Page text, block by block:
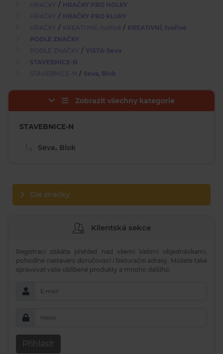
HRAČKY / HRAČKY PRO HOLKY
HRAČKY / HRAČKY PRO KLUKY
HRAČKY / KREATIVNÍ, tvořivé / KREATIVNÍ, tvořivé
PODLE ZNAČKY
PODLE ZNAČKY / VISTA-Seva
STAVEBNICE-N
STAVEBNICE-N / Seva, Blok
Zobrazit všechny kategorie
STAVEBNICE-N
Seva, Blok
Dle značky
Klientská sekce
Registrací získáte přehled nad všemi Vašimi objednávkami,
pohodlné nastavení doručovací i fakturační adresy. Můžete také
spravovat vaše oblíbené produkty a mnoho dalšího.
E-mail
Heslo
Přihlásit